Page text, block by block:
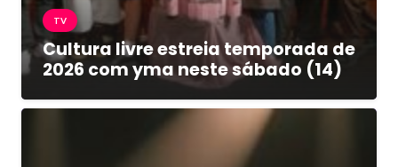
TV
Cultura livre estreia temporada de
2026 com yma neste sábado (14)